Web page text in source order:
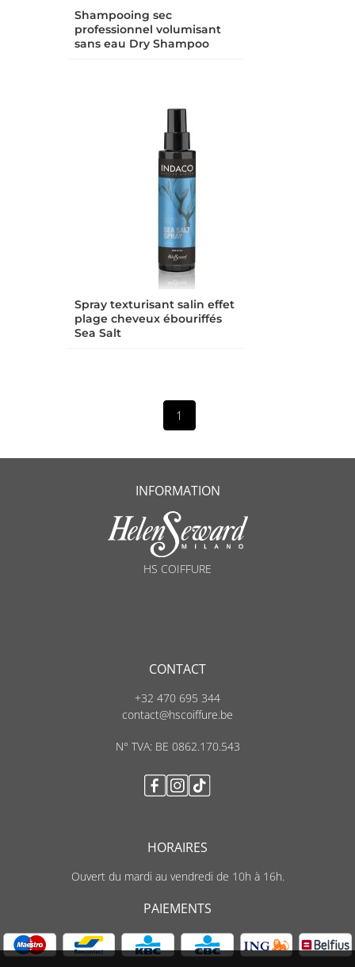
Shampooing sec
professionnel volumisant
sans eau Dry Shampoo
Spray texturisant salin effet
plage cheveux ébouriffés
Sea Salt
1
INFORMATION
HS COIFFURE
CONTACT
+32 470 695 344
contact@hscoiffure.be
N° TVA: BE 0862.170.543
HORAIRES
Ouvert du mardi au vendredi de 10h à 16h.
PAIEMENTS